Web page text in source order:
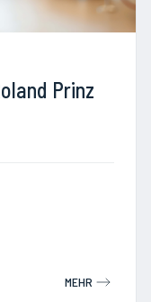
Prinz
MEHR